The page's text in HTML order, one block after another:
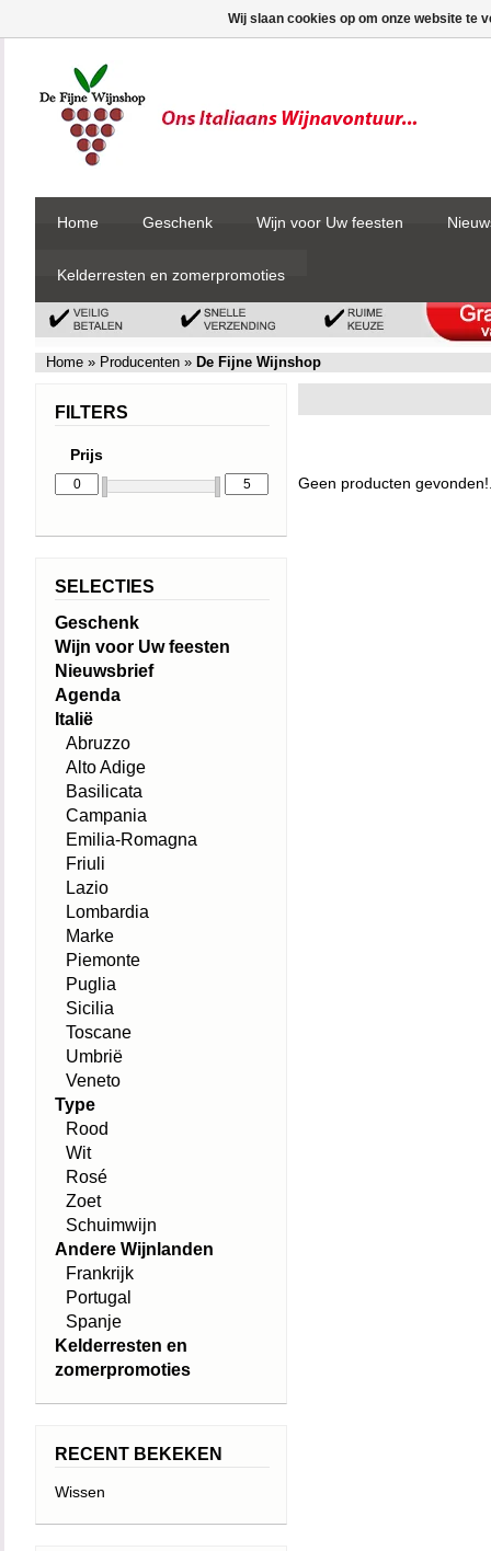
Home Geschenk Wijn voor Uw feesten
Kelderresten en zomerpromoties
Home » Producenten » De Fijne Wijnshop
Geen producten
FILTERS
Prijs
SELECTIES
Geschenk
Wijn voor Uw feesten
Nieuwsbrief
Agenda
Italië
Abruzzo
Alto Adige
Basilicata
Campania
Emilia-Romagna
Friuli
Lazio
Lombardia
Marke
Piemonte
Puglia
Sicilia
Toscane
Umbrië
Veneto
Type
Rood
Wit
Rosé
Zoet
Schuimwijn
Andere Wijnlanden
Frankrijk
Portugal
Spanje
Kelderresten en
zomerpromoties
RECENT BEKEKEN
Wissen
Wij slaan cookies op om onze website te